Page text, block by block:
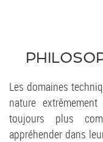
Maintenance
Cosmétique
Pharmaceutique
Les domaines
nature
toujours plus
appréhender dans